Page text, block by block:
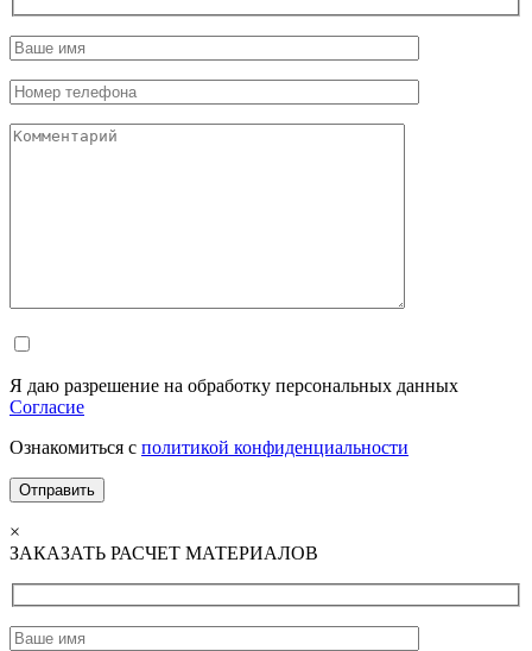
Я даю разрешение на обработку персональных данных
Согласие
Ознакомиться с политикой конфиденциальности
×
ЗАКАЗАТЬ РАСЧЕТ МАТЕРИАЛОВ